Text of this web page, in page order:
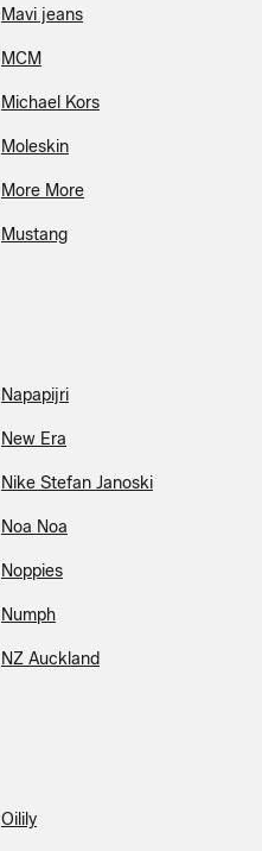
Mavi jeans
MCM
Michael Kors
Moleskin
More More
Mustang
Napapijri
New Era
Nike Stefan Janoski
Noa Noa
Noppies
Numph
NZ Auckland
Oilily